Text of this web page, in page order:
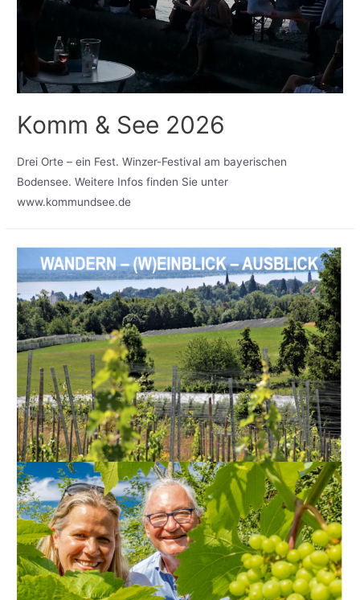
Komm & See 2026
Drei Orte – ein Fest. Winzer-Festival am bayerischen
Bodensee. Weitere Infos finden Sie unter
www.kommundsee.de